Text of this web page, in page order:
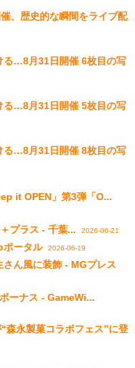
、歴史的な瞬間をライブ配
る…8月31日開催 6枚目の写
る…8月31日開催 5枚目の写
る…8月31日開催 8枚目の写
it OPEN」第3弾「O...
プラス - 千葉... 2026-06-21
ポータル 2026-06-19
さん風に装飾 - MGプレス
ーナス - GameWi...
森永製菓コラボフェス”に登